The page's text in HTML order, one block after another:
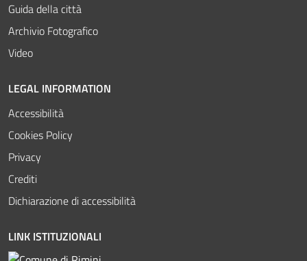
Guida della città
Archivio Fotografico
Video
LEGAL INFORMATION
Accessibilità
Cookies Policy
Privacy
Crediti
Dichiarazione di accessibilità
LINK ISTITUZIONALI